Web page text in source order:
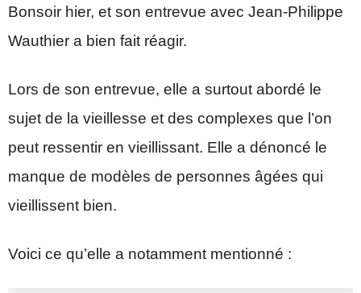
Bonsoir hier, et son entrevue avec Jean-Philippe
Wauthier a bien fait réagir.
Lors de son entrevue, elle a surtout abordé le
sujet de la vieillesse et des complexes que l’on
peut ressentir en vieillissant. Elle a dénoncé le
manque de modèles de personnes âgées qui
vieillissent bien.
Voici ce qu’elle a notamment mentionné :